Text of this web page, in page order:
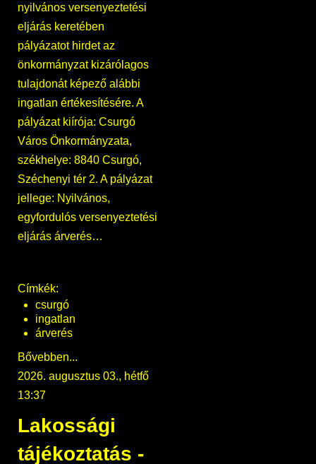
nyilvános versenyeztetési
eljárás keretében
pályázatot hirdet az
önkormányzat kizárólagos
tulajdonát képező alábbi
ingatlan értékesítésére. A
pályázat kiírója: Csurgó
Város Önkormányzata,
székhelye: 8840 Csurgó,
Széchenyi tér 2. A pályázat
jellege: Nyilvános,
egyfordulós versenyeztetési
eljárás árverés…
Címkék:
csurgó
ingatlan
árverés
Bővebben...
2026. augusztus 03., hétfő
13:37
Lakossági
tájékoztatás -